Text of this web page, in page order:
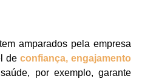
amparados pela empresa
de confiança, engajamento
por exemplo, garante